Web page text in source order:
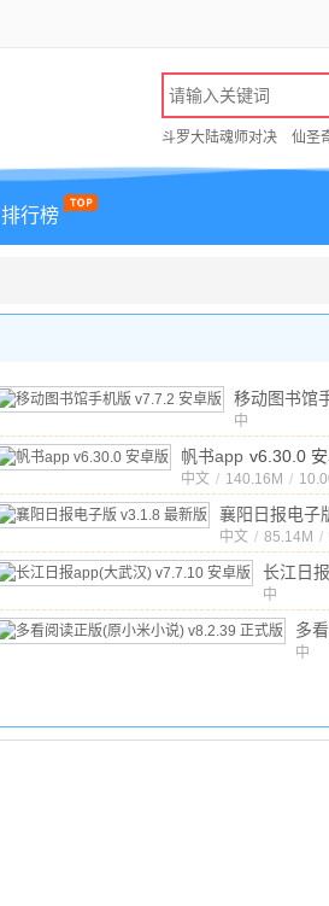
斗罗大陆魂师对决 仙圣
排行榜
移动图书馆
v7.7.2 安卓
中
文 / 170.32M
帆书app v6.30.0
中文 / 140.16M /
襄阳日报电子
v3.1.8 最新版
中文 / 85.14M /
长江日报
app(大武
汉)
卓版
中
文 /
多
版(
正
中